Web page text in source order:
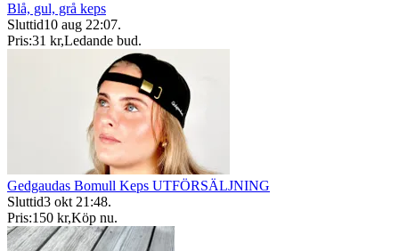
Blå, gul, grå keps
Sluttid10 aug 22:07.
Pris:31 kr,Ledande bud.
Gedgaudas Bomull Keps UTFÖRSÄLJNING
Sluttid3 okt 21:48.
Pris:150 kr,Köp nu.